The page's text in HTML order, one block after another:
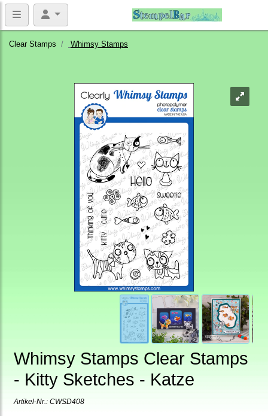
Clear Stamps Whimsy Stamps
Whimsy Stamps Clear Stamps
- Kitty Sketches - Katze
Artikel-Nr.: CWSD408